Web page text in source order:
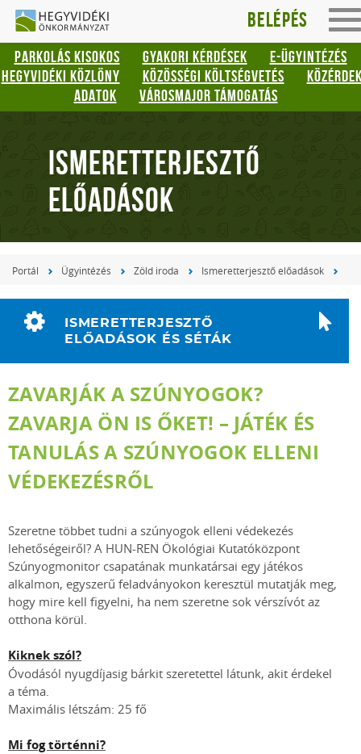
Gyorsbillentyűk
listája
Keresés:
"S"
Bejelentkezés:
Hegyvidéki
Önkormányzat
Belépés
PARKOLÁS KISOKOS GYAKORI KÉRDÉSEK
E-ÜGYINTÉZÉS
HEGYVIDÉKI KÖZLÖNY
KÖZÖSSÉGI KÖLTSÉGVETÉS
ADATOK
VÁROSMAJOR TÁMOGATÁS
ISMERETTERJESZTŐ
ELŐADÁSOK
Portál Ügyintézés Zöld iroda Ismeretterjesztő előadások
ISMERETTERJESZTŐ
ELŐADÁSOK ÉS SÉTÁK
ZAVARJÁK A SZÚNYOGOK?
ZAVARJA ÖN IS ŐKET! – JÁTÉK ÉS
TANULÁS A SZÚNYOGOK ELLENI
VÉDEKEZÉSRŐL
Szeretne többet tudni a szúnyogok elleni védekezés
lehetőségeiről? A HUN-REN Ökológiai Kutatóközpont
Szúnyogmonitor csapatának munkatársai egy játékos
alkalmon, egyszerű feladványokon keresztül mutatják meg,
hogy mire kell figyelni, ha nem szeretne sok vérszívót az
otthona körül.
Kiknek szól?
Óvodásól nyugdíjasig bárkit szeretettel látunk, akit érdekel
a téma.
Maximális létszám: 25 fő
Mi fog történni?